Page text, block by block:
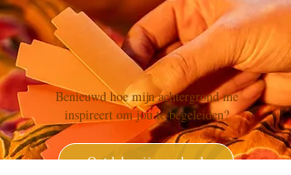
Benieuwd hoe mijn achtergrond me
inspireert om jou te begeleiden?​
Ontdek mijn verhaal